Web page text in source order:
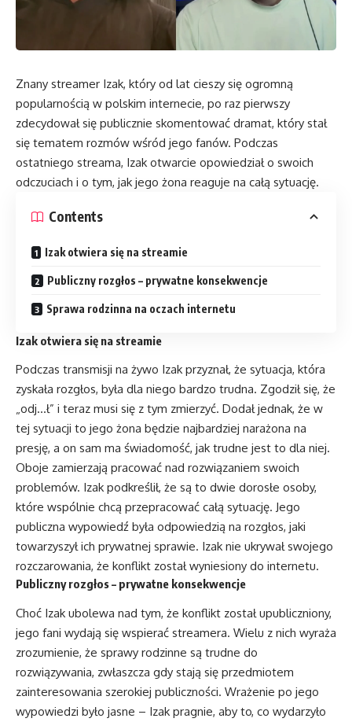
Znany streamer Izak, który od lat cieszy się ogromną
popularnością w polskim internecie, po raz pierwszy
zdecydował się publicznie skomentować dramat, który stał
się tematem rozmów wśród jego fanów. Podczas
ostatniego streama, Izak otwarcie opowiedział o swoich
odczuciach i o tym, jak jego żona reaguje na całą sytuację.
Contents
Izak otwiera się na streamie
Publiczny rozgłos – prywatne konsekwencje
Sprawa rodzinna na oczach internetu
Izak otwiera się na streamie
Podczas transmisji na żywo Izak przyznał, że sytuacja, która
zyskała rozgłos, była dla niego bardzo trudna. Zgodził się, że
„odj…ł” i teraz musi się z tym zmierzyć. Dodał jednak, że w
tej sytuacji to jego żona będzie najbardziej narażona na
presję, a on sam ma świadomość, jak trudne jest to dla niej.
Oboje zamierzają pracować nad rozwiązaniem swoich
problemów. Izak podkreślił, że są to dwie dorosłe osoby,
które wspólnie chcą przepracować całą sytuację. Jego
publiczna wypowiedź była odpowiedzią na rozgłos, jaki
towarzyszył ich prywatnej sprawie. Izak nie ukrywał swojego
rozczarowania, że konflikt został wyniesiony do internetu.
Publiczny rozgłos – prywatne konsekwencje
Choć Izak ubolewa nad tym, że konflikt został upubliczniony,
jego fani wydają się wspierać streamera. Wielu z nich wyraża
zrozumienie, że sprawy rodzinne są trudne do
rozwiązywania, zwłaszcza gdy stają się przedmiotem
zainteresowania szerokiej publiczności. Wrażenie po jego
wypowiedzi było jasne – Izak pragnie, aby to, co wydarzyło